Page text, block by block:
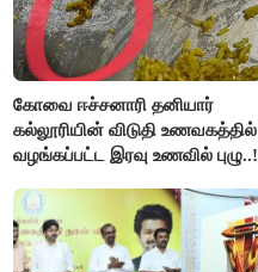
கோவை ஈச்சனாரி தனியார்
கல்லூரியின் விடுதி உணவகத்தில்
வழங்கப்பட்ட இரவு உணவில் புழு..!